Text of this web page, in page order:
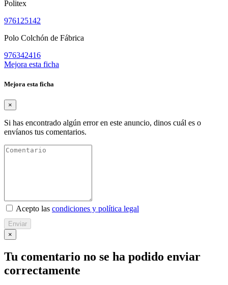
Politex
976125142
Polo Colchón de Fábrica
976342416
Mejora esta ficha
Mejora esta ficha
×
Si has encontrado algún error en este anuncio, dinos cuál es o
envíanos tus comentarios.
Acepto las condiciones y política legal
Enviar
×
Tu comentario no se ha podido enviar
correctamente